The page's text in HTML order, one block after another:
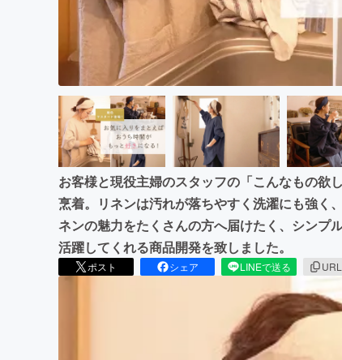
お客様と現役主婦のスタッフの「こんなもの欲
烹着。リネンは汚れが落ちやすく洗濯にも強く
ネンの魅力をたくさんの方へ届けたく、シンプ
活躍してくれる商品開発を致しました。
ポスト シェア LINEで送る